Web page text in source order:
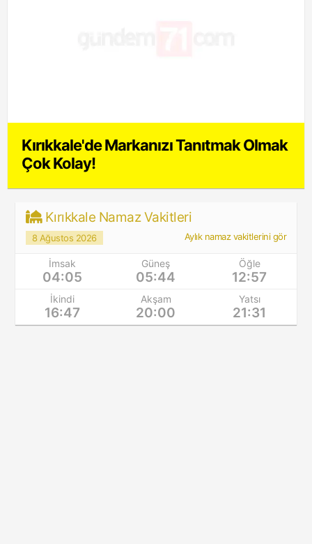
Kırıkkale'de Markanızı Tanıtmak Olmak
Çok Kolay!
Kırıkkale Namaz Vakitleri
8 Ağustos 2026 Aylık namaz vakitlerini gör
İmsak
04:05
Güneş
05:44
Öğle
12:57
İkindi
16:47
Akşam
20:00
Yatsı
21:31